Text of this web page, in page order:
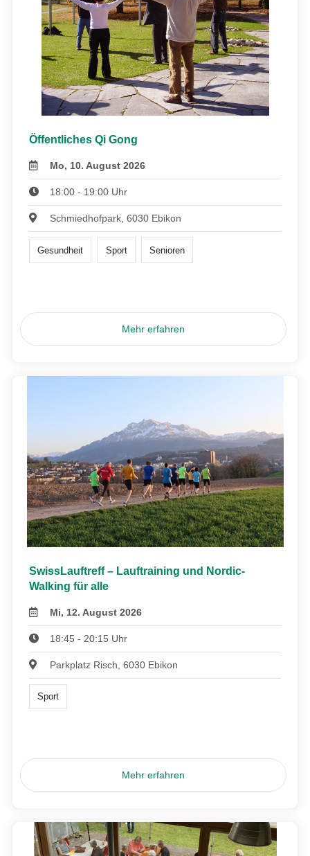
Öffentliches Qi Gong
Mo, 10. August 2026
18:00 - 19:00 Uhr
Schmiedhofpark, 6030 Ebikon
Gesundheit Sport Senioren
Mehr erfahren
SwissLauftreff – Lauftraining und Nordic-
Walking für alle
Mi, 12. August 2026
18:45 - 20:15 Uhr
Parkplatz Risch, 6030 Ebikon
Sport
Mehr erfahren